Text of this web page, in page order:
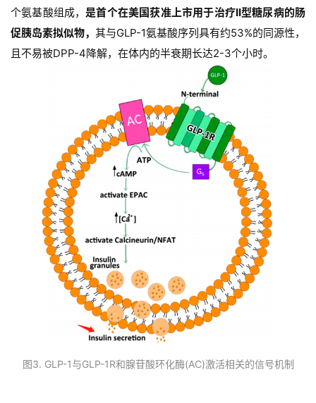
页
个氨基酸组成，是首个在美国获准上市用于治疗II型糖尿病的肠
促胰岛素拟似物， 其与GLP-1氨基酸序列具有约53%的同源性，
且不易被DPP-4降解，在体内的半衰期长达2-3个小时。
图3. GLP-1与GLP-1R和腺苷酸环化酶(AC)激活相关的信号机制